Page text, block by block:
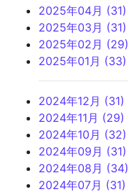
2025年04月 (31)
2025年03月 (31)
2025年02月 (29)
2025年01月 (33)
2024年12月 (31)
2024年11月 (29)
2024年10月 (32)
2024年09月 (31)
2024年08月 (34)
2024年07月 (31)